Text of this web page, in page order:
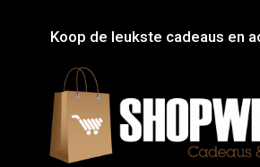
Koop de leukste cadeaus en